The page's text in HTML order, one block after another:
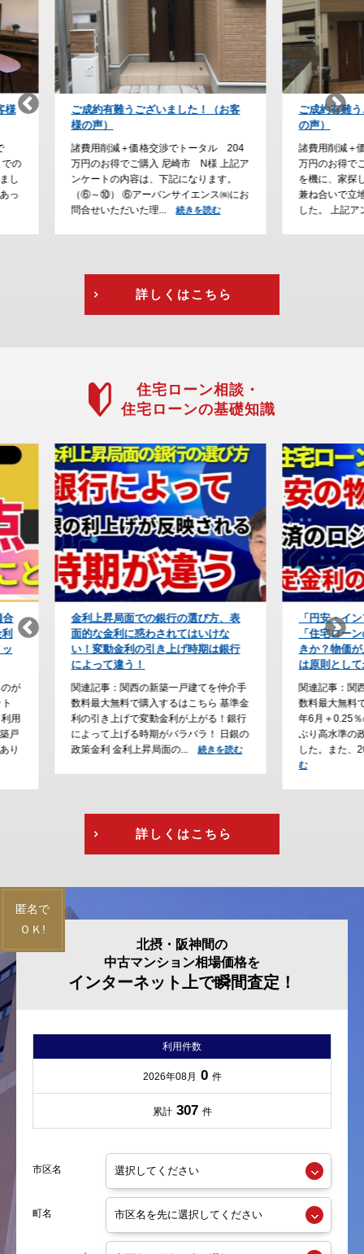
お客
ル 204
上記ア
す。
㈱にお
ご成約有難うございました！(お客様
の声）
諸費用削減＋価格交渉でトータル 230
万円のお得でご購入 川西市 H様 ご結婚
を機に、家探しをスタートして、通勤の
兼ね合いで立地条件にこだわって探しま
した。 上記アン...続きを読む
納得の
た。
諸費用削
でご購入
大阪で家
が、通勤
えて、
詳しくはこちら
住宅ローン相談・
住宅ローンの基礎知識
方、表
な
銀行
仲介手
基準金
！銀行
日銀の
を読む
「円安・インフレ時代」の防衛策！
「住宅ローンの予算」をどう組むべ
きか？物価が上がり続けると利上げ
は原則として永遠に続く
関連記事：関西の新築一戸建てを仲介手
数料最大無料で購入するはこちら 2026
年6月＋0.25％の利上げが確定し、31年
ぶり高水準の政策金利（１％）となりま
した。また、2026年6月、フ...続きを読
【住宅
上が条
会社の
なぜ？
関連記事
数料最大
ーン審査
勤続年数
る傾向が
詳しくはこちら
北摂・阪神間の
中古マンション相場価格を
インターネット上で瞬間査定！
利用件数
2026年08月 0 件
累計 307 件
市区名
町名